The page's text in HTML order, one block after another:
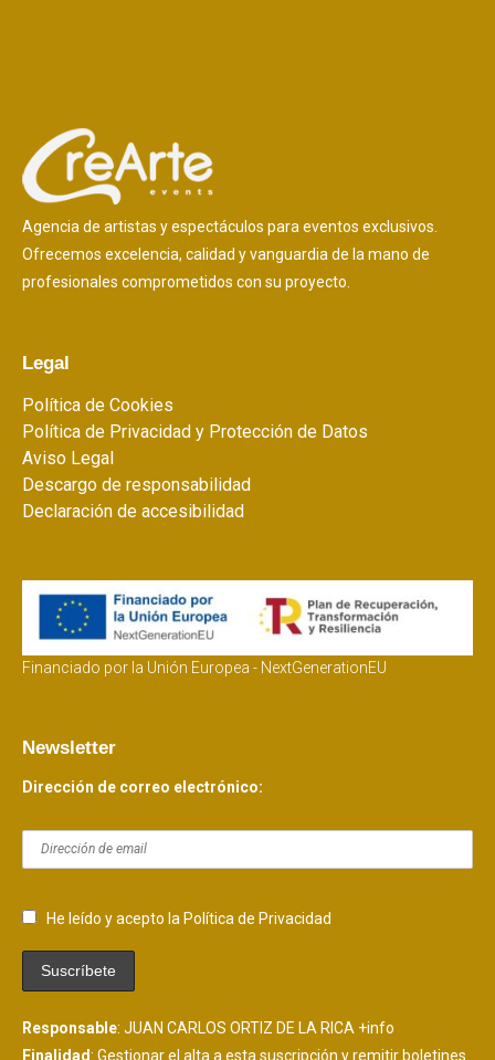
Agencia de artistas y espectáculos para eventos exclusivos.
Ofrecemos excelencia, calidad y vanguardia de la mano de
profesionales comprometidos con su proyecto.
Legal
Política de Cookies
Política de Privacidad y Protección de Datos
Aviso Legal
Descargo de responsabilidad
Declaración de accesibilidad
Financiado por la Unión Europea - NextGenerationEU
Newsletter
Dirección de correo electrónico:
He leído y acepto la Política de Privacidad
Responsable: JUAN CARLOS ORTIZ DE LA RICA +info
Finalidad: Gestionar el alta a esta suscripción y remitir boletines